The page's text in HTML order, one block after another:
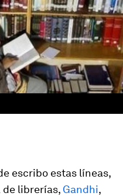
escribo estas líneas,
de librerías, Gandhi,